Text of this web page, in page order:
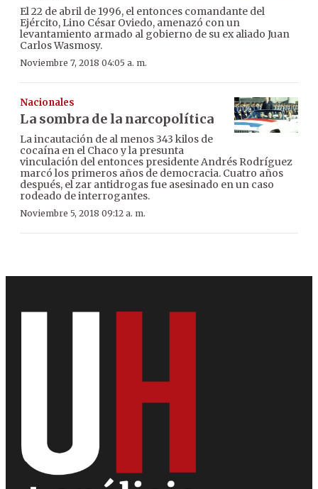
El 22 de abril de 1996, el entonces comandante del
Ejército, Lino César Oviedo, amenazó con un
levantamiento armado al gobierno de su ex aliado Juan
Carlos Wasmosy.
Noviembre 7, 2018 04:05 a. m.
Nacionales
La sombra de la narcopolítica
La incautación de al menos 343 kilos de
cocaína en el Chaco y la presunta
vinculación del entonces presidente Andrés Rodríguez
marcó los primeros años de democracia. Cuatro años
después, el zar antidrogas fue asesinado en un caso
rodeado de interrogantes.
Noviembre 5, 2018 09:12 a. m.